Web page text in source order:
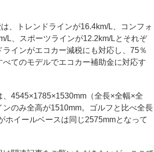
、トレンドラインが16.4km/L、コンフォ
L、スポーツラインが12.2km/Lとそれぞ
ラインがエコカー減税にも対応し、75％
てのモデルでエコカー補助金に対応す
4545×1785×1530mm（全長×全幅×全
のみ全高が1510mm。ゴルフと比べ全長
ホイールベースは同じ2575mmとなって